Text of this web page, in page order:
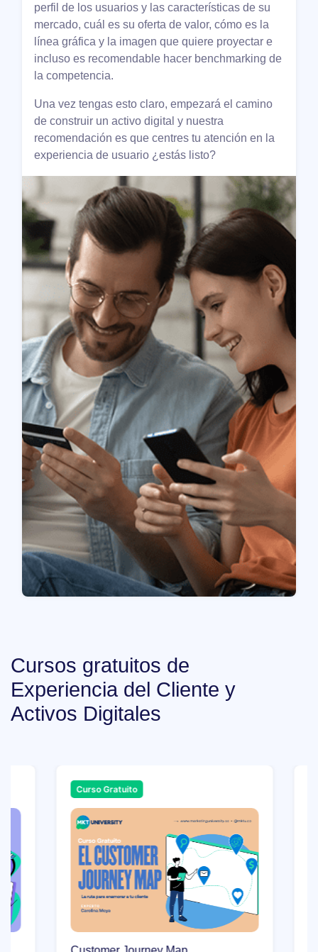
perfil de los usuarios y las características de su
mercado, cuál es su oferta de valor, cómo es la
línea gráfica y la imagen que quiere proyectar e
incluso es recomendable hacer benchmarking de
la competencia.
Una vez tengas esto claro, empezará el camino
de construir un activo digital y nuestra
recomendación es que centres tu atención en la
experiencia de usuario ¿estás listo?
Cursos gratuitos de
Experiencia del Cliente y
Activos Digitales
Curso Gratuito